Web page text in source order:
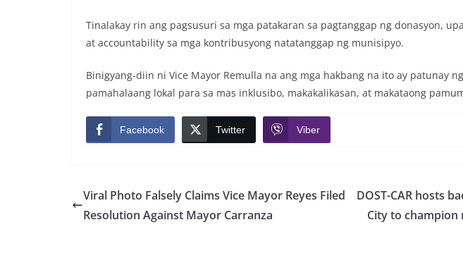
Tinalakay rin ang pagsusuri sa mga patakaran sa pagtanggap ng donasyon,
at accountability sa mga kontribusyong natatanggap ng munisipyo.
Binigyang-diin ni Vice Mayor Remulla na ang mga hakbang na ito ay patunay
pamahalaang lokal para sa mas inklusibo, makakalikasan, at makataong
Facebook Twitter Viber
Viral Photo Falsely Claims Vice Mayor Reyes Filed
Resolution Against Mayor Carranza
DOST-CAR hosts
City to champion